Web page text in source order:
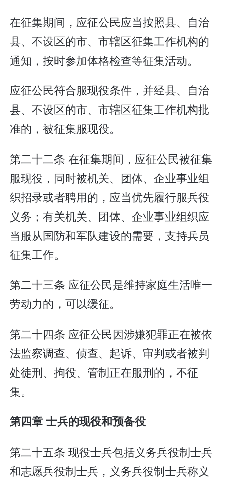
在征集期间，应征公民应当按照县、自治
县、不设区的市、市辖区征集工作机构的
通知，按时参加体格检查等征集活动。
应征公民符合服现役条件，并经县、自治
县、不设区的市、市辖区征集工作机构批
准的，被征集服现役。
第二十二条 在征集期间，应征公民被征集
服现役，同时被机关、团体、企业事业组
织招录或者聘用的，应当优先履行服兵役
义务；有关机关、团体、企业事业组织应
当服从国防和军队建设的需要，支持兵员
征集工作。
第二十三条 应征公民是维持家庭生活唯一
劳动力的，可以缓征。
第二十四条 应征公民因涉嫌犯罪正在被依
法监察调查、侦查、起诉、审判或者被判
处徒刑、拘役、管制正在服刑的，不征
集。
第四章 士兵的现役和预备役
第二十五条 现役士兵包括义务兵役制士兵
和志愿兵役制士兵，义务兵役制士兵称义